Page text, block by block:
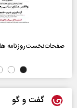
صفحات‌نخست‌روزنامه ها‌ی
گفت و گو